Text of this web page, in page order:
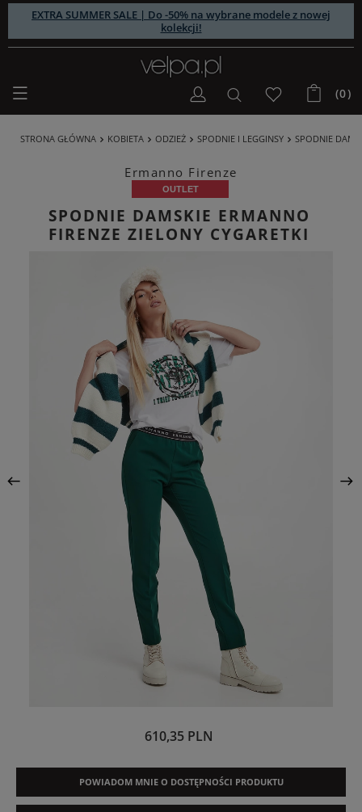
EXTRA SUMMER SALE | Do -50% na wybrane modele z nowej
kolekcji!
(0)
STRONA GŁÓWNA KOBIETA ODZIEŻ SPODNIE I LEGGINSY SPODNIE
Ermanno Firenze
OUTLET
SPODNIE DAMSKIE ERMANNO
FIRENZE ZIELONY CYGARETKI
610,35 PLN
POWIADOM MNIE O DOSTĘPNOŚCI PRODUKTU